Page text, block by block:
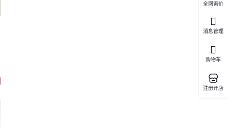
全网询价
消息管理
购物车
注册开店